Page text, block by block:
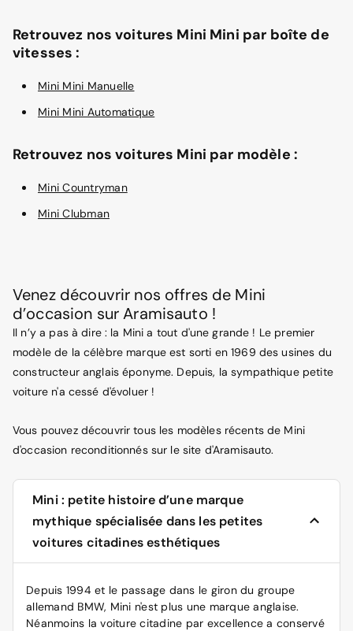
Retrouvez nos voitures Mini Mini par boîte de
vitesses :
Mini Mini Manuelle
Mini Mini Automatique
Retrouvez nos voitures Mini par modèle :
Mini Countryman
Mini Clubman
Venez découvrir nos offres de Mini
d’occasion sur Aramisauto !
Il n’y a pas à dire : la Mini a tout d'une grande ! Le premier
modèle de la célèbre marque est sorti en 1969 des usines du
constructeur anglais éponyme. Depuis, la sympathique petite
voiture n'a cessé d'évoluer !
Vous pouvez découvrir tous les modèles récents de Mini
d'occasion reconditionnés sur le site d'Aramisauto.
Mini : petite histoire d’une marque
mythique spécialisée dans les petites
voitures citadines esthétiques
Depuis 1994 et le passage dans le giron du groupe
allemand BMW, Mini n'est plus une marque anglaise.
Néanmoins la voiture citadine par excellence a conservé